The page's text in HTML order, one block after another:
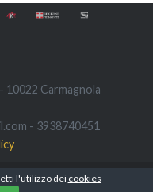
10022 Carmagnola
- 3938740451
l'utilizzo dei cookies